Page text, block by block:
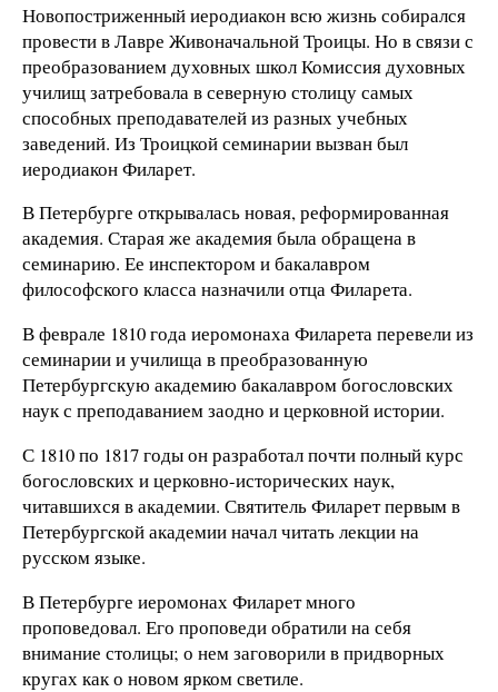
Новопостриженный иеродиакон всю жизнь собирался
провести в Лавре Живоначальной Троицы. Но в связи с
преобразованием духовных школ Комиссия духовных
училищ затребовала в северную столицу самых
способных преподавателей из разных учебных
заведений. Из Троицкой семинарии вызван был
иеродиакон Филарет.
В Петербурге открывалась новая, реформированная
академия. Старая же академия была обращена в
семинарию. Ее инспектором и бакалавром
философского класса назначили отца Филарета.
В феврале 1810 года иеромонаха Филарета перевели из
семинарии и училища в преобразованную
Петербургскую академию бакалавром богословских
наук с преподаванием заодно и церковной истории.
С 1810 по 1817 годы он разработал почти полный курс
богословских и церковно-исторических наук,
читавшихся в академии. Святитель Филарет первым в
Петербургской академии начал читать лекции на
русском языке.
В Петербурге иеромонах Филарет много
проповедовал. Его проповеди обратили на себя
внимание столицы; о нем заговорили в придворных
кругах как о новом ярком светиле.